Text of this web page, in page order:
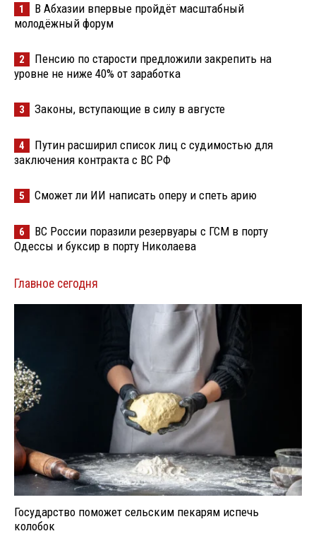
1
В Абхазии впервые пройдёт масштабный
молодёжный форум
2
Пенсию по старости предложили закрепить на
уровне не ниже 40% от заработка
3 Законы, вступающие в силу в августе
4
Путин расширил список лиц с судимостью для
заключения контракта с ВС РФ
5 Сможет ли ИИ написать оперу и спеть арию
6
ВС России поразили резервуары с ГСМ в порту
Одессы и буксир в порту Николаева
Главное сегодня
Государство поможет сельским пекарям испечь
колобок